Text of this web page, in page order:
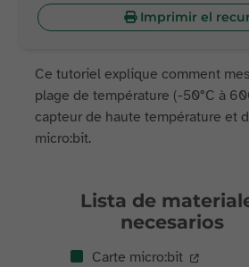
Imprimir el
Ce tutoriel explique comment
plage de température (-50°C à
capteur de haute température et
micro:bit.
Lista de
necesarios
Carte micro:bit